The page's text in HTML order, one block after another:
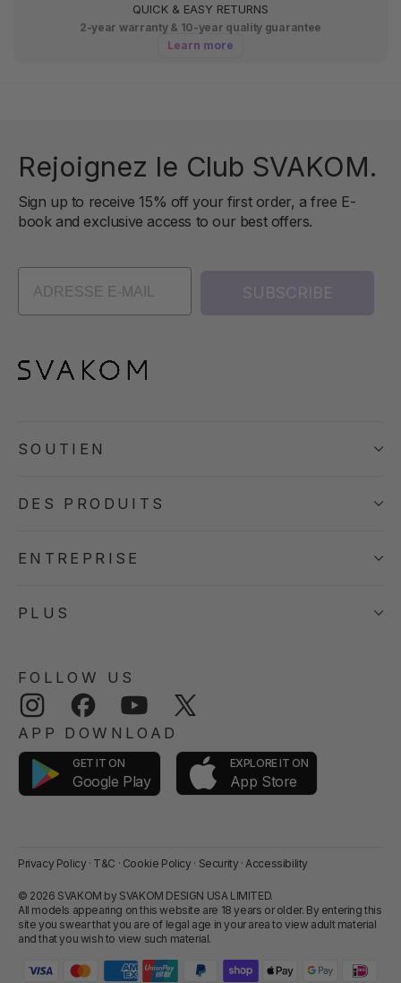
QUICK & EASY RETURNS
2-year warranty & 10-year quality guarantee
Learn more
Rejoignez le Club SVAKOM.
Sign up to receive 15% off your first order, a free E-
book and exclusive access to our best offers.
SUBSCRIBE
SOUTIEN
DES PRODUITS
ENTREPRISE
PLUS
FOLLOW US
Instagram Facebook YouTube
APP DOWNLOAD
GET IT ON
Google Play
EXPLORE IT ON
App Store
Privacy Policy · T&C · Cookie Policy · Security · Accessibility
© 2026 SVAKOM by SVAKOM DESIGN USA LIMITED.
All models appearing on this website are 18 years or older. By entering this
site you swear that you are of legal age in your area to view adult material
and that you wish to view such material.